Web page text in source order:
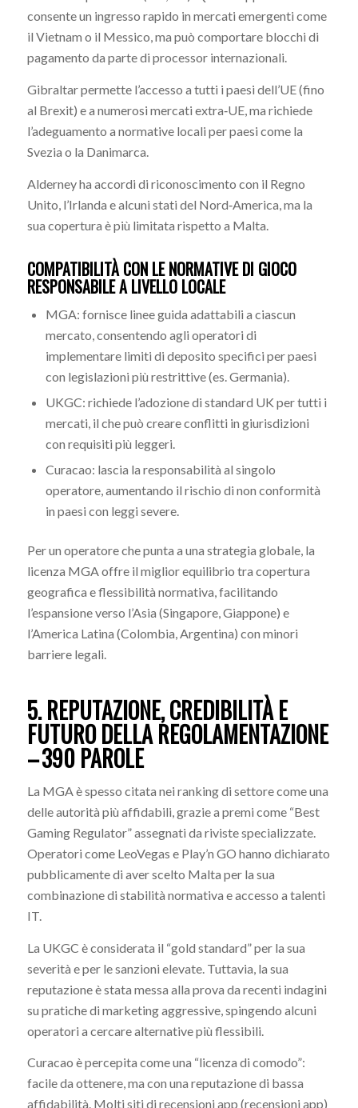
consente un ingresso rapido in mercati emergenti come
il Vietnam o il Messico, ma può comportare blocchi di
pagamento da parte di processor internazionali.
Gibraltar permette l’accesso a tutti i paesi dell’UE (fino
al Brexit) e a numerosi mercati extra‑UE, ma richiede
l’adeguamento a normative locali per paesi come la
Svezia o la Danimarca.
Alderney ha accordi di riconoscimento con il Regno
Unito, l’Irlanda e alcuni stati del Nord‑America, ma la
sua copertura è più limitata rispetto a Malta.
COMPATIBILITÀ CON LE NORMATIVE DI GIOCO
RESPONSABILE A LIVELLO LOCALE
MGA: fornisce linee guida adattabili a ciascun
mercato, consentendo agli operatori di
implementare limiti di deposito specifici per paesi
con legislazioni più restrittive (es. Germania).
UKGC: richiede l’adozione di standard UK per tutti i
mercati, il che può creare conflitti in giurisdizioni
con requisiti più leggeri.
Curacao: lascia la responsabilità al singolo
operatore, aumentando il rischio di non conformità
in paesi con leggi severe.
Per un operatore che punta a una strategia globale, la
licenza MGA offre il miglior equilibrio tra copertura
geografica e flessibilità normativa, facilitando
l’espansione verso l’Asia (Singapore, Giappone) e
l’America Latina (Colombia, Argentina) con minori
barriere legali.
5. REPUTAZIONE, CREDIBILITÀ E
FUTURO DELLA REGOLAMENTAZIONE
– 390 PAROLE
La MGA è spesso citata nei ranking di settore come una
delle autorità più affidabili, grazie a premi come “Best
Gaming Regulator” assegnati da riviste specializzate.
Operatori come LeoVegas e Play’n GO hanno dichiarato
pubblicamente di aver scelto Malta per la sua
combinazione di stabilità normativa e accesso a talenti
IT.
La UKGC è considerata il “gold standard” per la sua
severità e per le sanzioni elevate. Tuttavia, la sua
reputazione è stata messa alla prova da recenti indagini
su pratiche di marketing aggressive, spingendo alcuni
operatori a cercare alternative più flessibili.
Curacao è percepita come una “licenza di comodo”:
facile da ottenere, ma con una reputazione di bassa
affidabilità. Molti siti di recensioni app (recensioni app)